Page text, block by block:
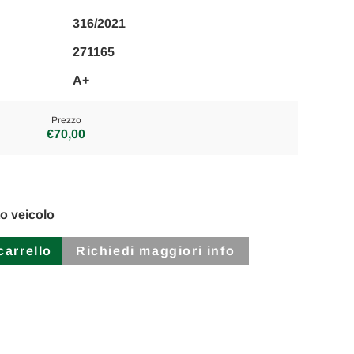
316/2021
A+
271165
Prezzo
€70,00
veicolo
Richiedi maggiori info